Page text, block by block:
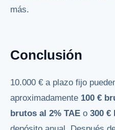
más.
Conclusión
10.000 € a plazo fijo
aproximadamente 100 €
brutos al 2% TAE o 300 €